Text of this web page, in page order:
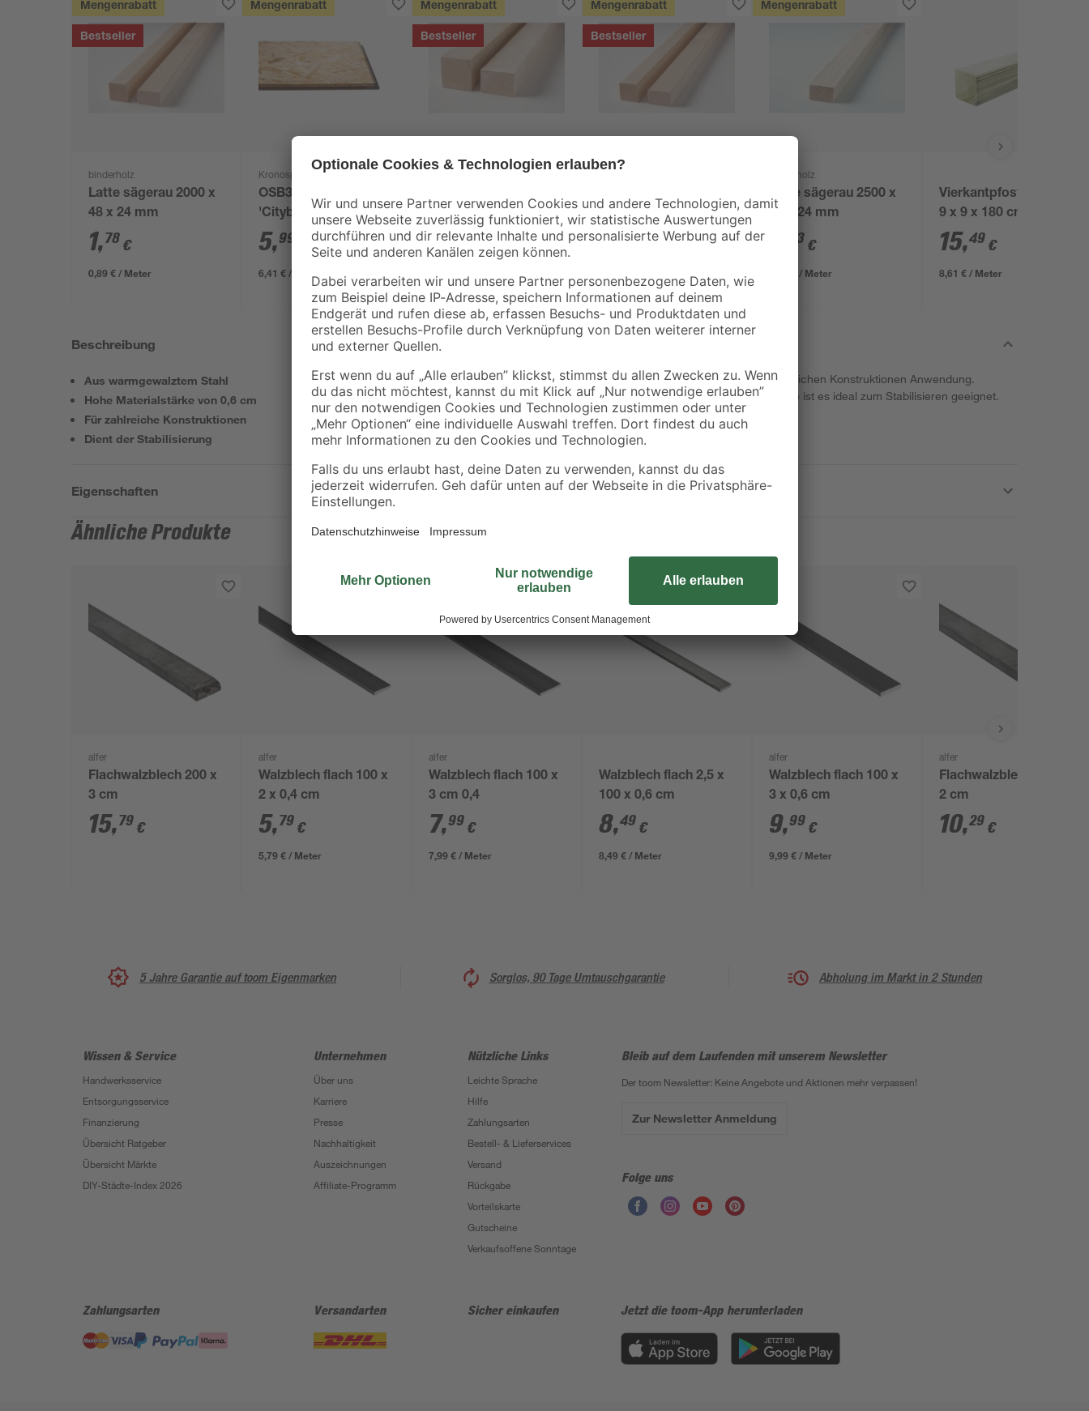
Mengenrabatt
Bestseller
binderholz
Latte sägerau 2000 x
48 x 24 mm
1,78 €
0,89 € / Meter
Mengenrabatt
Kronospan
OSB3-Verlegeplatte
'Cityboard'
ungeschliffen 1690 x
634 x 12 mm
5,99
/ m²
6,41 € / Pack
Mengenrabatt
Bestseller
2000 x 58 x 38 mm
3,98€
Mengenrabatt
Bestseller
44 x 24 mm
3,98€
Mengenrabatt
binderholz
Latte sägerau 2500 x
48 x 24 mm
23 €
0,89 € / Meter
Vierkantpfosten grün
9 x 9 x 180 cm
15,49 €
8,61 € / Meter
Beschreibung
Aus warmgewalztem Stahl
Hohe Materialstärke von 0,6 cm
Für zahlreiche Konstruktionen
Dient der Stabilisierung
Das Flacheisen der Marke Alfer® findet in zahlreichen Konstruktionen Anwendung.
Aufgrund der hohen Materialdichte und Schwere ist es ideal zum Stabilisieren geeignet.
Das Eisen besteht aus warmgewalztem Stahl.
Eigenschaften
Ähnliche Produkte
alfer
Flachwalzblech 200 x
3 cm
15,79 €
alfer
Walzblech flach 100 x
2 x 0,4 cm
5,79 €
5,79 € / Meter
alfer
Walzblech flach 100 x
3 cm 0,4
7,99 €
7,99 € / Meter
Walzblech flach 2,5 x
100 x 0,6 cm
8,49 €
8,49 € / Meter
alfer
Walzblech flach 100 x
3 x 0,6 cm
9,99 €
9,99 € / Meter
alfer
Flachwalzblech 200 x
2 cm
10,29 €
5 Jahre Garantie auf toom Eigenmarken Sorglos, 90 Tage Umtauschgarantie Abholung im Markt in 2 Stunden
Wissen & Service
Handwerksservice
Entsorgungsservice
Finanzierung
Übersicht Ratgeber
Übersicht Märkte
DIY-Städte-Index 2026
Unternehmen
Über uns
Karriere
Presse
Nachhaltigkeit
Auszeichnungen
Affiliate-Programm
Nützliche Links
Leichte Sprache
Hilfe
Zahlungsarten
Bestell- & Lieferservices
Versand
Rückgabe
Vorteilskarte
Gutscheine
Verkaufsoffene Sonntage
Bleib auf dem Laufenden mit unserem Newsletter
Der toom Newsletter: Keine Angebote und Aktionen mehr verpassen!
Zur Newsletter Anmeldung
Folge uns
Zahlungsarten Versandarten Sicher einkaufen Jetzt die toom-App herunterladen